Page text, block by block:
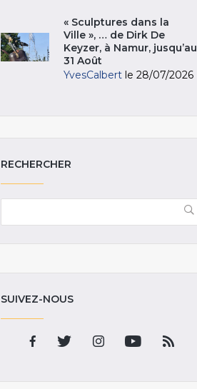
« Sculptures dans la
Ville », … de Dirk De
Keyzer, à Namur, jusqu’au
31 Août
YvesCalbert le 28/07/2026
RECHERCHER
SUIVEZ-NOUS